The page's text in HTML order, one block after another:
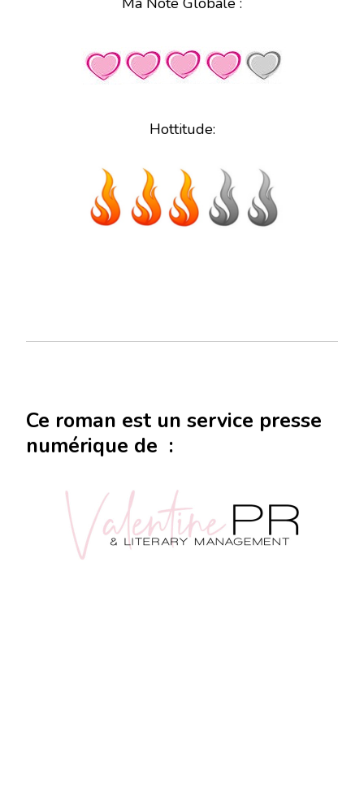
Hottitude:
Ce roman est un service presse
numérique de :